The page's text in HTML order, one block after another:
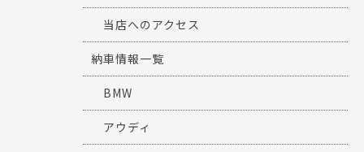
当店へのアクセス
納車情報一覧
BMW
アウディ